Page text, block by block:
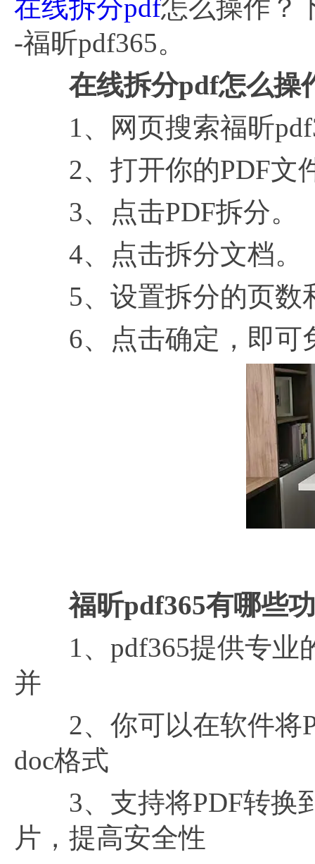
在线拆分pdf怎么操作？
-福昕pdf365。
在线拆分pdf怎么操
1、网页搜索福昕
2、打开你的PDF文
3、点击PDF拆分。
4、点击拆分文档。
5、设置拆分的页数
6、点击确定，即可
福昕pdf365有哪些
1、pdf365提供专业的
并
2、你可以在软件将
doc格式
3、支持将PDF转换
片，提高安全性